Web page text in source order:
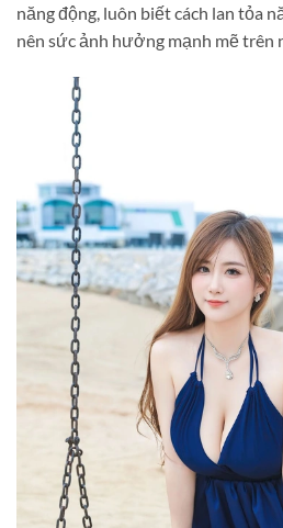
năng động, luôn biết cách lan tỏa
nên sức ảnh hưởng mạnh mẽ trên